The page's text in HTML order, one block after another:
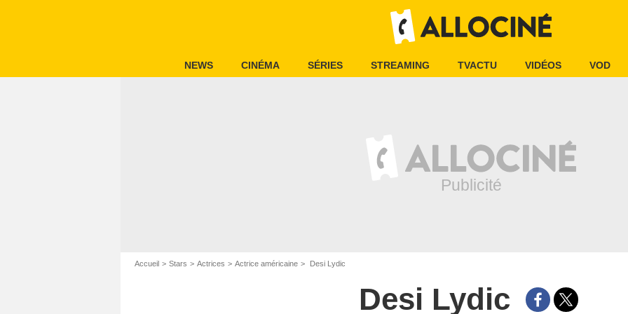
NEWS CINÉMA SÉRIES STREAMING TVACTU VIDÉOS VOD
Accueil Stars Actrices Actrice américaine Desi Lydic
Desi Lydic